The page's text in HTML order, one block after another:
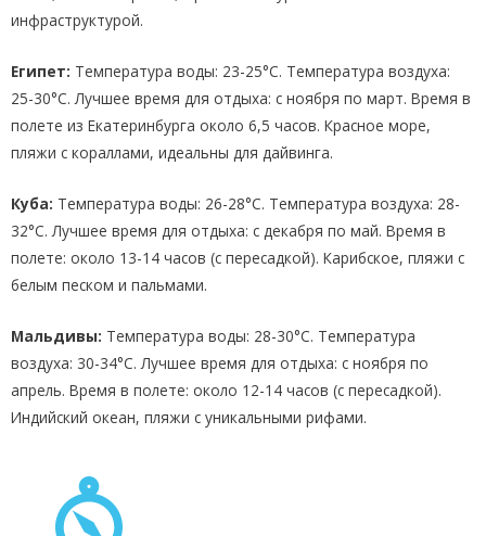
инфраструктурой.
Египет: Температура воды: 23-25°C. Температура воздуха:
25-30°C. Лучшее время для отдыха: с ноября по март. Время в
полете из Екатеринбурга около 6,5 часов. Красное море,
пляжи с кораллами, идеальны для дайвинга.
Куба: Температура воды: 26-28°C. Температура воздуха: 28-
32°C. Лучшее время для отдыха: с декабря по май. Время в
полете: около 13-14 часов (с пересадкой). Карибское, пляжи с
белым песком и пальмами.
Мальдивы: Температура воды: 28-30°C. Температура
воздуха: 30-34°C. Лучшее время для отдыха: с ноября по
апрель. Время в полете: около 12-14 часов (с пересадкой).
Индийский океан, пляжи с уникальными рифами.